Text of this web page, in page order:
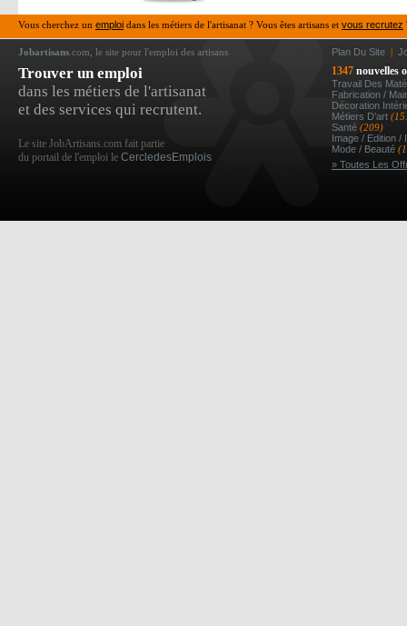
Vous cherchez un emploi dans les métiers de l'artisanat ? Vous êtes artisans et vous recrutez
Jobartisans .com, le site pour l'emploi des artisans Plan Du Site |
Trouver un emploi
dans les métiers de l'artisanat
et des services qui recrutent.
Le site JobArtisans.com fait partie
du portail de l'emploi le CercledesEmplois
1347 nouvelles
Travail Des
Fabrication /
Décoration
Métiers D’art
Santé (209)
Image / Edition /
Mode / Beauté
» Toutes Les